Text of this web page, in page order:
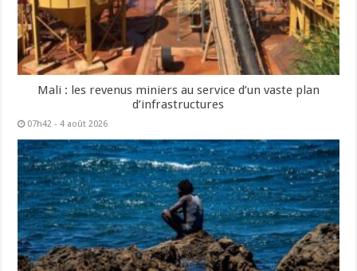
Mali : les revenus miniers au service d’un vaste plan
d’infrastructures
07h42 - 4 août 2026